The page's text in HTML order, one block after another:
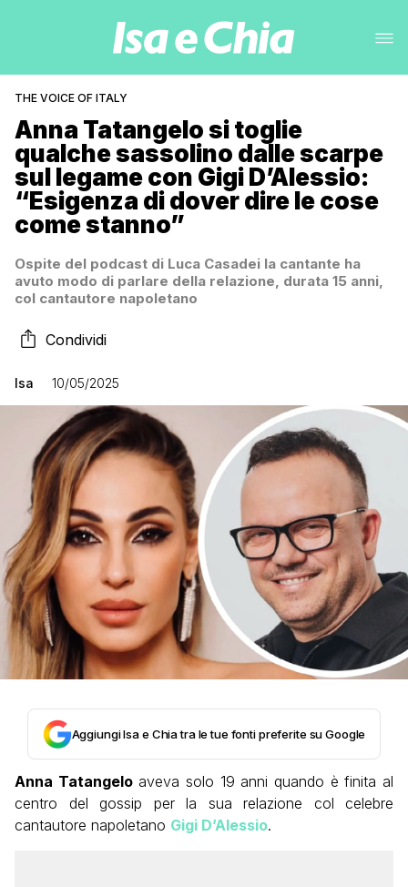
THE VOICE OF ITALY
Anna Tatangelo si toglie
qualche sassolino dalle scarpe
sul legame con Gigi D’Alessio:
“Esigenza di dover dire le cose
come stanno”
Ospite del podcast di Luca Casadei la cantante ha
avuto modo di parlare della relazione, durata 15 anni,
col cantautore napoletano
Condividi
Isa 10/05/2025
Aggiungi Isa e Chia tra le tue fonti preferite su Google
Anna Tatangeloaveva solo 19 anni quando è finita al
centro del gossip per la sua relazione col celebre
cantautore napoletano Gigi D’Alessio.